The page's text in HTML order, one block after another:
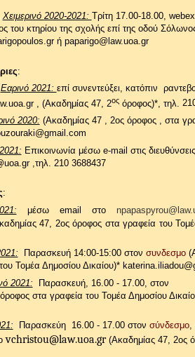
Χειμερινό 2020-2021: Tρίτη 17.00-18.00,
του κτηρίου της σχολής επί της οδού
ή paparigo@law.uoa.gr
:
Εαρινό 2021: επί συνεντεύξει, κατόπιν
, (Ακαδημίας 47, 2οςόροφος)*, τηλ.
2020: (Ακαδημίας 47 , 2ος όροφος , στα
Επικοινωνία μέσω e-mail στις
, τηλ. 210 3688437
:
μέσω email στο
47, 2ος όροφος στα γραφεία του
Παρασκευή 14:00-15:00 στον συνδεσμο
Τομέα Δημοσίου Δικαίου)*
2021: Παρασκευή, 16.00 - 17.00, στον
στα γραφεία του Τομέα Δημοσίου
Παρασκεύη 16.00 - 17.00 στον σύνδεσμο,
vchristou@law.uoa.gr(Ακαδημίας 47, 2ος